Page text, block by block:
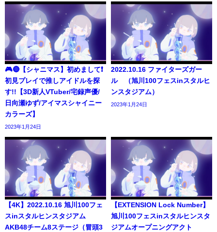
🎮🔴【シャニマス】初めまして❗️
初見プレイで推しアイドルを探
す!!【3D新人VTuber/宅録声優/
日向瀬ゆず/アイマスシャイニー
カラーズ】
2023年1月24日
2022.10.16 ファイターズガー
ル （旭川100フェスinスタルヒ
ンスタジアム）
2023年1月24日
【4K】2022.10.16 旭川100フェ
スinスタルヒンスタジアム
AKB48チーム8ステージ（冒頭3
【EXTENSION Lock Number】
旭川100フェスinスタルヒンスタ
ジアムオープニングアクト